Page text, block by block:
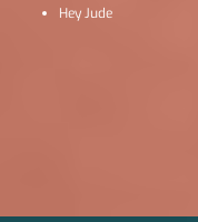
Hey Jude